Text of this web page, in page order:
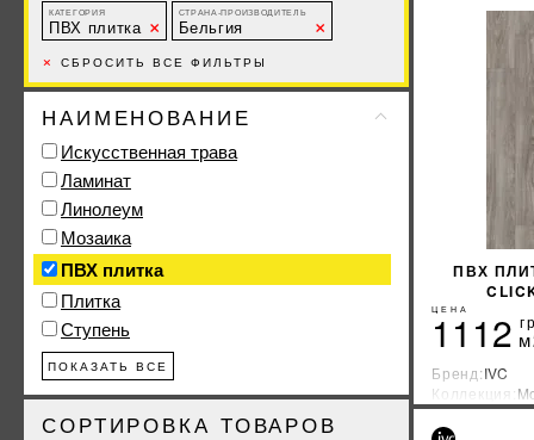
ПВХ
ЦЕНА
1112
Бренд:IVC
Коллекция:
Страна-
КАТЕГОРИЯ
ПВХ плитка
СТРАНА-ПРОИЗВОДИТЕЛЬ
Бельгия
× СБРОСИТЬ ВСЕ ФИЛЬТРЫ
НАИМЕНОВАНИЕ
Искусственная трава
Ламинат
Линолеум
Мозаика
ПВХ плитка
Плитка
Ступень
ПОКАЗАТЬ ВСЕ
СОРТИРОВКА ТОВАРОВ